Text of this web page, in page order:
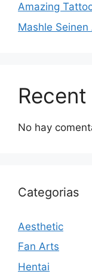
Amazing
Mashle
No hay
Categorias
Aesthetic
Fan Arts
Hentai